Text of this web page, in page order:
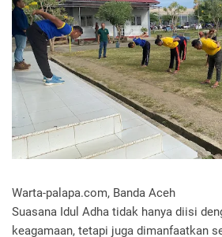
Warta-palapa.com, Banda Aceh
Suasana Idul Adha tidak hanya diisi
keagamaan, tetapi juga dimanfaatkan